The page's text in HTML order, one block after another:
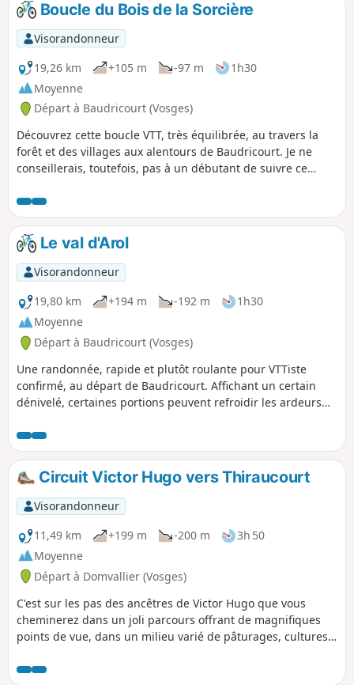
Boucle du Bois de la Sorcière
Visorandonneur
19,26 km
+105 m -97 m
1h30
Moyenne
Départ à Baudricourt (Vosges)
Découvrez cette boucle VTT, très équilibrée, au travers la
forêt et des villages aux alentours de Baudricourt. Je ne
conseillerais, toutefois, pas à un débutant de suivre ce
appréhender.
Le val d'Arol
Visorandonneur
19,80 km
+194 m -192 m
1h30
Moyenne
Départ à Baudricourt (Vosges)
Une randonnée, rapide et plutôt roulante pour VTTiste
confirmé, au départ de Baudricourt. Affichant un certain
dénivelé, certaines portions peuvent refroidir les ardeurs
offrira une magnifique vue sur la vallée de l'Arol, autour des
villages d'Offroicourt, Remicourt, Thiraucourt et Domvallier,
via le GR®517. Un bel échantillon du potentiel VTT du
secteur.Circuit Victor Hugo vers Thiraucourt
Visorandonneur
11,49 km
+199 m -200 m
3h 50
Moyenne
Départ à Domvallier (Vosges)
C'est sur les pas des ancêtres de Victor Hugo que vous
cheminerez dans un joli parcours offrant de magnifiques
points de vue, dans un milieu varié de pâturages, cultures
de fortes chaleurs.